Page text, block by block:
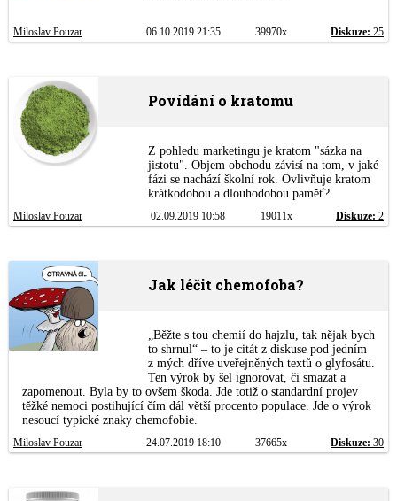
Miloslav Pouzar 06.10.2019 21:35 39970x Diskuze: 25
Povídání o kratomu
Z pohledu marketingu je kratom "sázka na
jistotu". Objem obchodu závisí na tom, v jaké
fázi se nachází školní rok. Ovlivňuje kratom
krátkodobou a dlouhodobou paměť?
Miloslav Pouzar 02.09.2019 10:58 19011x Diskuze: 2
Jak léčit chemofoba?
„Běžte s tou chemií do hajzlu, tak nějak bych
to shrnul“ – to je citát z diskuse pod jedním
z mých dříve uveřejněných textů o glyfosátu.
Ten výrok by šel ignorovat, či smazat a
zapomenout. Byla by to ovšem škoda. Jde totiž o standardní projev
těžké nemoci postihující čím dál větší procento populace. Jde o výrok
nesoucí typické znaky chemofobie.
Miloslav Pouzar 24.07.2019 18:10 37665x Diskuze: 30